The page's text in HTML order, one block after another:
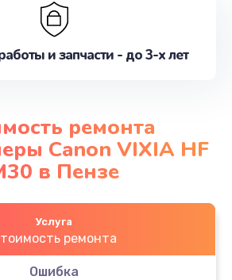
и запчасти - до 3-х лет
ремонта
Canon VIXIA HF
в Пензе
Услуга
ремонта
Ошибка